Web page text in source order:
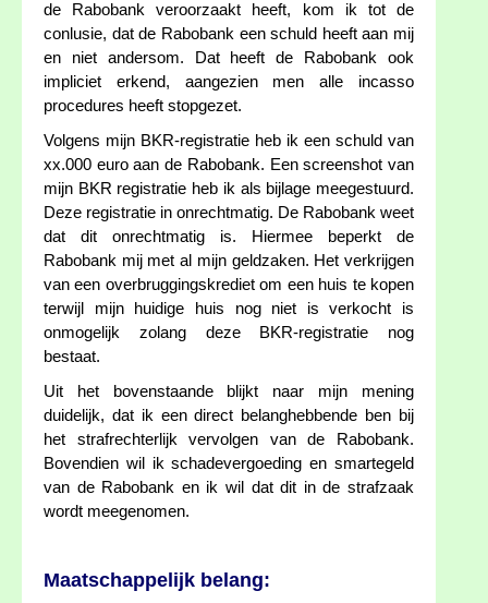
de Rabobank veroorzaakt heeft, kom ik tot de
conlusie, dat de Rabobank een schuld heeft aan mij
en niet andersom. Dat heeft de Rabobank ook
impliciet erkend, aangezien men alle incasso
procedures heeft stopgezet.
Volgens mijn BKR-registratie heb ik een schuld van
xx.000 euro aan de Rabobank. Een screenshot van
mijn BKR registratie heb ik als bijlage meegestuurd.
Deze registratie in onrechtmatig. De Rabobank weet
dat dit onrechtmatig is. Hiermee beperkt de
Rabobank mij met al mijn geldzaken. Het verkrijgen
van een overbruggingskrediet om een huis te kopen
terwijl mijn huidige huis nog niet is verkocht is
onmogelijk zolang deze BKR-registratie nog
bestaat.
Uit het bovenstaande blijkt naar mijn mening
duidelijk, dat ik een direct belanghebbende ben bij
het strafrechterlijk vervolgen van de Rabobank.
Bovendien wil ik schadevergoeding en smartegeld
van de Rabobank en ik wil dat dit in de strafzaak
wordt meegenomen.
Maatschappelijk belang: